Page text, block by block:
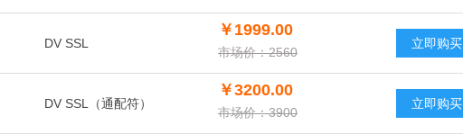
DV SSL
￥1999.00
市场价：2560
立即购买
DV SSL（通配符）
￥3200.00
市场价：3900
立即购买